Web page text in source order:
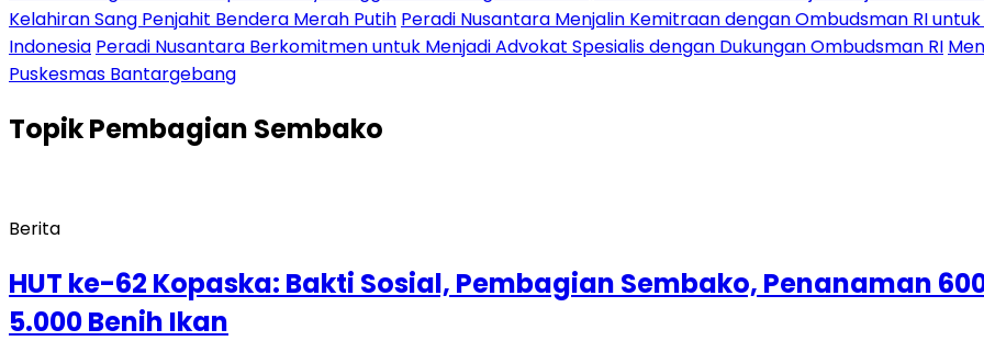
Kelahiran Sang Penjahit Bendera Merah Putih Peradi Nusantara Menjalin Kemitraan dengan Ombudsman RI
Indonesia Peradi Nusantara Berkomitmen untuk Menjadi Advokat Spesialis dengan Dukungan Ombudsman RI
Puskesmas Bantargebang
TopikPembagian Sembako
Berita
HUT ke-62 Kopaska: Bakti Sosial, Pembagian Sembako, Penanaman
5.000 Benih Ikan